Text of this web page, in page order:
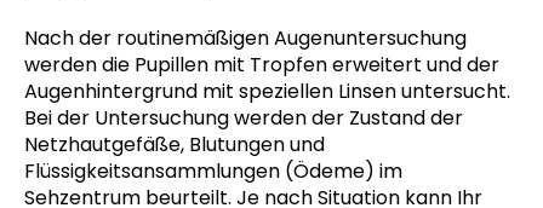
Nach der routinemäßigen Augenuntersuchung
werden die Pupillen mit Tropfen erweitert und der
Augenhintergrund mit speziellen Linsen untersucht.
Bei der Untersuchung werden der Zustand der
Netzhautgefäße, Blutungen und
Flüssigkeitsansammlungen (Ödeme) im
Sehzentrum beurteilt. Je nach Situation kann Ihr